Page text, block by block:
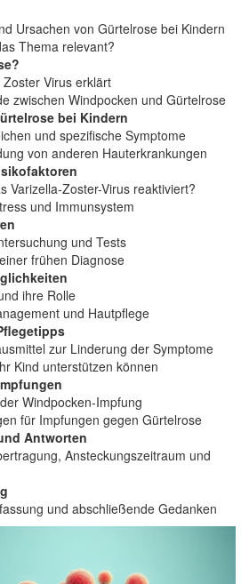
Ursachen von Gürtelrose bei Kindern
Thema relevant?
Virus erklärt
zwischen Windpocken und Gürtelrose
bei Kindern
und spezifische Symptome
von anderen Hauterkrankungen
Varizella-Zoster-Virus reaktiviert?
und Immunsystem
und Tests
frühen Diagnose
ihre Rolle
und Hautpflege
zur Linderung der Symptome
Kind unterstützen können
Windpocken-Impfung
für Impfungen gegen Gürtelrose
Antworten
Ansteckungszeitraum und
und abschließende Gedanken